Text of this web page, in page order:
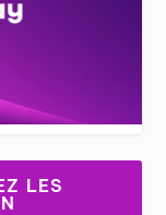
LES